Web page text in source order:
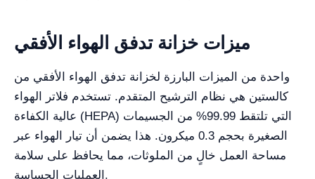
ميزات خزانة تدفق الهواء الأفقي
واحدة من الميزات البارزة لخزانة تدفق الهواء الأفقي من
كالستين هي نظام الترشيح المتقدم. تستخدم فلاتر الهواء
عالية الكفاءة (HEPA) التي تلتقط 99.99% من الجسيمات
الصغيرة بحجم 0.3 ميكرون. هذا يضمن أن تيار الهواء عبر
مساحة العمل خالٍ من الملوثات، مما يحافظ على سلامة
العمليات الحساسة.